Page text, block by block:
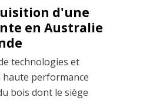
d'une
en Australie
technologies et
haute performance
bois dont le siège